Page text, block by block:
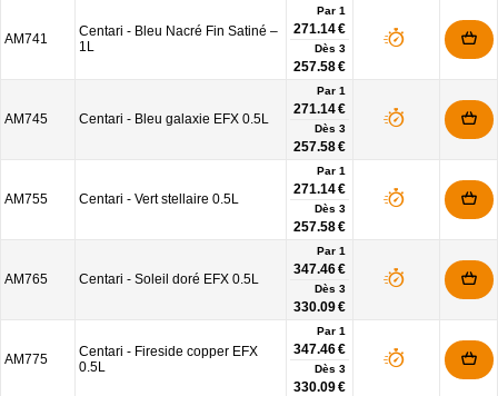
AM741
Centari - Bleu Nacré Fin Satiné –
1L
Par 1
271.14 €
Dès 3
257.58 €
AM745 Centari - Bleu galaxie EFX 0.5L
Par 1
271.14 €
Dès 3
257.58 €
AM755 Centari - Vert stellaire 0.5L
Par 1
271.14 €
Dès 3
257.58 €
AM765 Centari - Soleil doré EFX 0.5L
Par 1
347.46 €
Dès 3
330.09 €
AM775
Centari - Fireside copper EFX
0.5L
Par 1
347.46 €
Dès 3
330.09 €